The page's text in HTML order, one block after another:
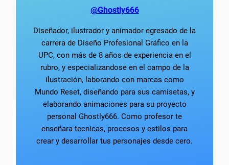
@Ghostly666
Diseñador, ilustrador y animador egresado de la
carrera de Diseño Profesional Gráfico en la
UPC, con más de 8 años de experiencia en el
rubro, y especializandose en el campo de la
ilustración, laborando con marcas como
Mundo Reset, diseñando para sus camisetas, y
elaborando animaciones para su proyecto
personal Ghostly666. Como profesor te
enseñara tecnicas, procesos y estilos para
crear y desarrollar tus personajes desde cero.